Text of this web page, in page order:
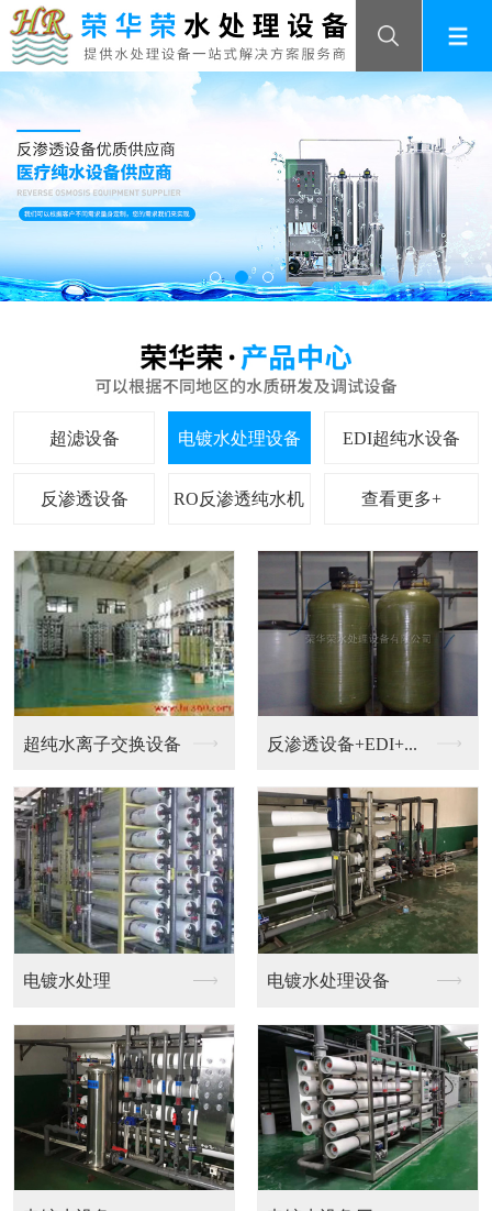
查看更多+
钟表，珠宝，电镀加工... 钟表清洗超纯水设备
EDI设备 超纯水机械设备
选择荣华荣四大优势
提供水处理设备一站式解决方案服务商